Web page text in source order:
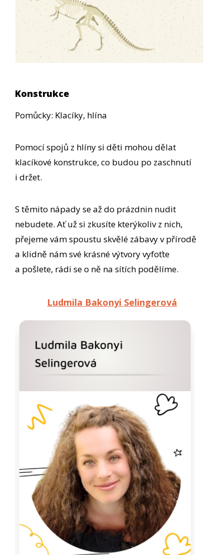
Konstrukce
Pomůcky: Klacíky, hlína
Pomocí spojů z hlíny si děti mohou dělat
klacíkové konstrukce, co budou po zaschnutí
i držet.
S těmito nápady se až do prázdnin nudit
nebudete. Ať už si zkusíte kterýkoliv z nich,
přejeme vám spoustu skvělé zábavy v přírodě
a klidně nám své krásné výtvory vyfoťte
a pošlete, rádi se o ně na sítích podělíme.
Ludmila Bakonyi Selingerová